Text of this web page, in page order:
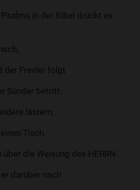
in der Bibel drückt es
der Frevler folgt
Sünder betritt.
lästern,
Tisch.
die Weisung des HERRN.
darüber nach